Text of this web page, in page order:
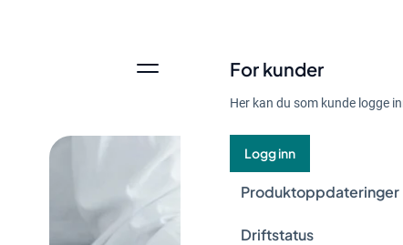
For kunder
Her kan du som kunde logge
Logg inn
Produktoppdateringer
Driftstatus